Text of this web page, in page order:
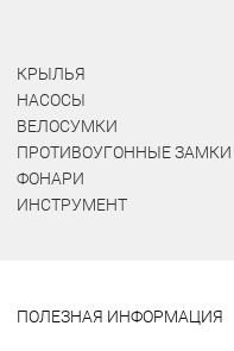
КРЫЛЬЯ
НАСОСЫ
ВЕЛОСУМКИ
ПРОТИВОУГОННЫЕ ЗАМКИ
ФОНАРИ
ИНСТРУМЕНТ
ПОЛЕЗНАЯ ИНФОРМАЦИЯ